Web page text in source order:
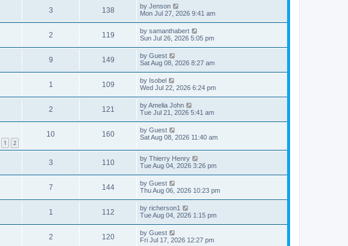
3 138 by Jenson
Mon Jul 27, 2026 9:41 am
2 119 by samanthabert
Sun Jul 26, 2026 5:05 pm
9 149 by Guest
Sat Aug 08, 2026 8:27 am
1 109 by Isobel
Wed Jul 22, 2026 6:24 pm
2 121 byAmelia John
Tue Jul 21, 2026 5:41 am
1 2
10 160 by Guest
Sat Aug 08, 2026 11:40 am
3 110 by Thierry Henry
Tue Aug 04, 2026 3:26 pm
7 144 by Guest
Thu Aug 06, 2026 10:23 pm
1 112 by richerson1
Tue Aug 04, 2026 1:15 pm
2 120 by Guest
Fri Jul 17, 2026 12:27 pm